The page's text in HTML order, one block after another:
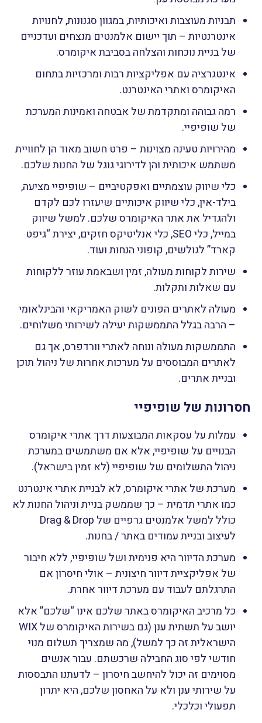
תבניות מעוצבות ואיכותיות, במגוון סגנונות, לחנויות
אינטרנטיות – תוך יישום אלמנטים מנצחים ועדכניים
של בניית נוכחות והצלחה בסביבת איקומרס.
אינטגרציה עם אפליקציות רבות ומרכזיות בתחום
האיקומרס ואתרי האינטרנט.
רמה גבוהה ומתקדמת של אבטחה ואמינות המערכת
של שופיפיי.
מהירויות טעינה מצוינות – פרט חשוב מאוד הן לחוויית
משתמש איכותית והן לדירוגי גוגל של החנות שלכם.
כלי שיווק עוצמתיים ואפקטיביים – שופיפיי מציעה,
בילד-אין, כלי שיווק איכותיים שיעזרו לכם לקדם
ולהגדיל את אתר האיקומרס שלכם. למשל שיווק
במייל, כלי SEO, כלי אנליטיקס חזקים, יצירת “גיפט
קארד” לגולשים, קופוני הנחות ועוד.
שירות לקוחות מעולה, זמין ושבאמת עוזר ללקוחות
עם שאלות ותקלות.
מעולה לאתרים הפונים לשוק האמריקאי והבינלאומי
– הרבה בגלל התממשקות יעילה לשירותי משלוחים.
התממשקות מעולה ונוחה לאתרי וורדפרס, אך גם
לאתרים המבוססים על מערכות אחרות של ניהול תוכן
ובניית אתרים.
חסרונות של שופיפיי
עמלות על עסקאות המבוצעות דרך אתרי איקומרס
הבנויים על שופיפיי, אלא אם משתמשים במערכת
ניהול התשלומים של שופיפיי (לא זמין בישראל).
מערכת של אתרי איקומרס, לא לבניית אתרי אינטרנט
כמו אתרי תדמית – כך שממשק בניית וניהול החנות לא
כולל למשל אלמנטים גרפיים של Drag & Drop
לעיצוב ובניית עמודים באתר / בחנות.
מערכת הדיוור היא פנימית ושל שופיפיי, ללא חיבור
של אפליקציית דיוור חיצונית – אולי חיסרון אם
התרגלתם לעבוד עם מערכת דיוור אחרת.
כל מרכיב האיקומרס באתר שלכם אינו “שלכם” אלא
יושב על תשתית ענן (גם בשירות האיקומרס של WIX
הישראלית זה כך למשל), מה שמצריך תשלום מנוי
חודשי לפי סוג החבילה שרכשתם. עבור אנשים
מסוימים זה יכול להיחשב חיסרון – לדעתנו התבססות
על שירותי ענן ולא על האחסון שלכם, היא יתרון
תפעולי וכלכלי.